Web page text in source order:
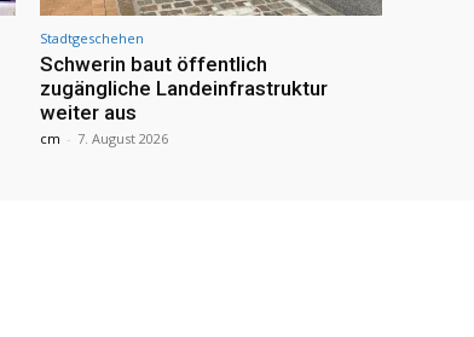
Stadtgeschehen
Schwerin baut öffentlich
zugängliche Landeinfrastruktur
weiter aus
cm - 7. August 2026